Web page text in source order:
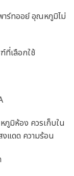
ร์ทออย์ อุณหภูมิไม่
เลือกใช้
ภูมิห้อง ควรเก็บใน
แดด ความร้อน